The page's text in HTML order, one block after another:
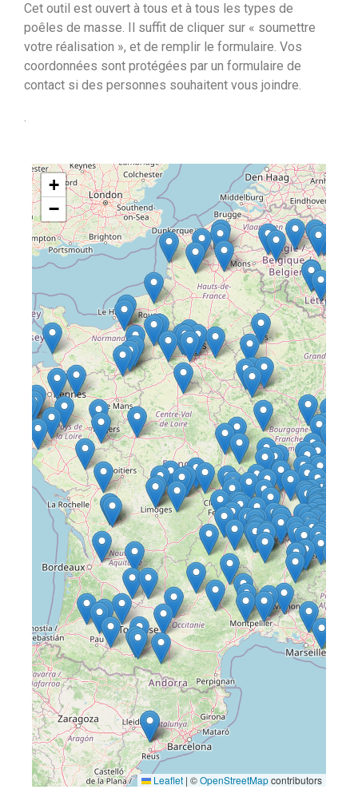
Cet outil est ouvert à tous et à tous les types de
poêles de masse. Il suffit de cliquer sur « soumettre
votre réalisation », et de remplir le formulaire. Vos
coordonnées sont protégées par un formulaire de
contact si des personnes souhaitent vous joindre.
.
+
−
Leaflet | ©OpenStreetMapcontributors